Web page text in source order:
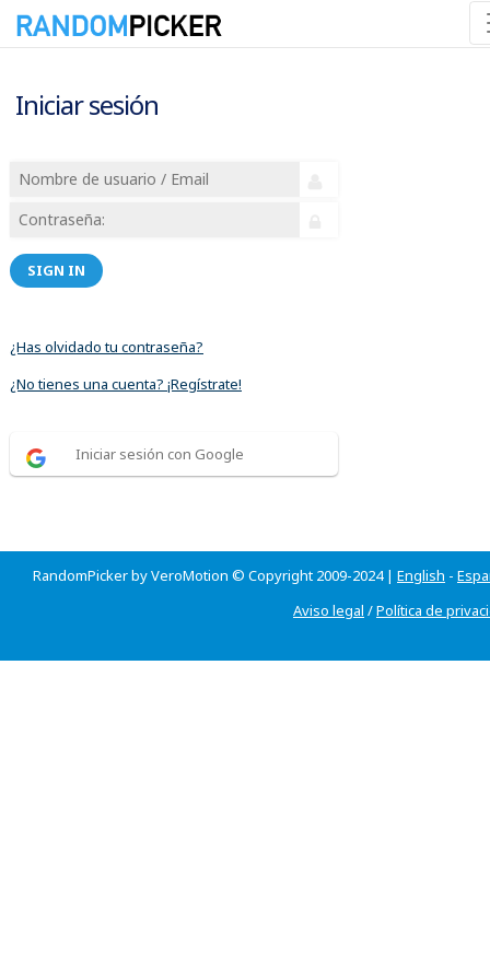
Iniciar sesión
SIGN IN
¿Has olvidado tu contraseña?
¿No tienes una cuenta? ¡Regístrate!
Iniciar sesión con Google
RandomPicker by VeroMotion © Copyright 2009-2024 | English -
Aviso legal /Política de